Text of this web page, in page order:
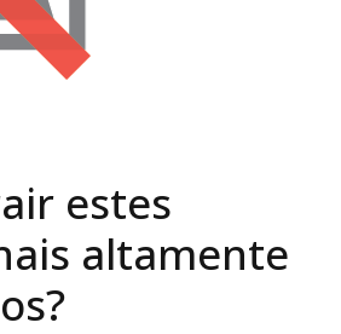
estes
altamente